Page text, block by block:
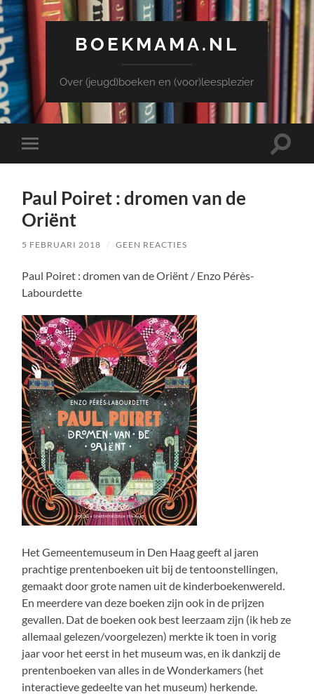
BOEKMAMA.NL
Over (jeugd)boeken en (voor)leesplezier
Toggle
mobiel
Toggle
Paul Poiret : dromen van de
Oriënt
5 FEBRUARI 2018 / GEEN REACTIES
Paul Poiret : dromen van de Oriënt / Enzo Pérès-
Labourdette
Het Gemeentemuseum in Den Haag geeft al jaren
prachtige prentenboeken uit bij de tentoonstellingen,
gemaakt door grote namen uit de kinderboekenwereld.
En meerdere van deze boeken zijn ook in de prijzen
gevallen. Dat de boeken ook best leerzaam zijn (ik heb ze
allemaal gelezen/voorgelezen) merkte ik toen in vorig
jaar voor het eerst in het museum was, en ik dankzij de
prentenboeken van alles in de Wonderkamers (het
interactieve gedeelte van het museum) herkende.